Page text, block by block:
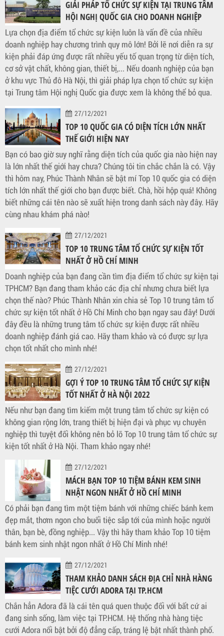
GIẢI PHÁP TỔ CHỨC SỰ KIỆN TẠI TRUNG TÂM
HỘI NGHỊ QUỐC GIA CHO DOANH NGHIỆP
Lựa chọn địa điểm tổ chức sự kiện luôn là vấn đề của nhiều
doanh nghiệp hay chương trình quy mô lớn! Bởi lẽ nơi diễn ra sự
kiện phải đáp ứng được rất nhiều yếu tố quan trọng từ diện tích,
cơ sở vật chất, không gian, thiết bị,... Nếu doanh nghiệp của bạn
ở khu vực Thủ đô Hà Nội, thì giải pháp lựa chọn tổ chức sự kiện
tại Trung tâm Hội nghị Quốc gia được xem là không thể bỏ qua.
27/12/2021
TOP 10 QUỐC GIA CÓ DIỆN TÍCH LỚN NHẤT
THẾ GIỚI HIỆN NAY
Bạn có bao giờ suy nghĩ rằng diện tích của quốc gia nào hiện nay
là lớn nhất thế giới hay chưa? Chúng tôi tin chắc chắn là có. Vậy
thì hôm nay, Phúc Thành Nhân sẽ bật mí Top 10 quốc gia có diện
tích lớn nhất thế giới cho bạn được biết. Chà, hồi hộp quá! Không
biết những cái tên nào sẽ xuất hiện trong danh sách này đây. Hãy
cùng nhau khám phá nào!
27/12/2021
TOP 10 TRUNG TÂM TỔ CHỨC SỰ KIỆN TỐT
NHẤT Ở HỒ CHÍ MINH
Doanh nghiệp của bạn đang cần tìm địa điểm tổ chức sự kiện tại
TPHCM? Bạn đang tham khảo các địa chỉ nhưng chưa biết lựa
chọn thế nào? Phúc Thành Nhân xin chia sẻ Top 10 trung tâm tổ
chức sự kiện tốt nhất ở Hồ Chí Minh cho bạn ngay sau đây! Dưới
đây đều là những trung tâm tổ chức sự kiện được rất nhiều
doanh nghiệp đánh giá cao. Hãy tham khảo và có được sự lựa
chọn tốt nhất cho mình nhé!
27/12/2021
GỢI Ý TOP 10 TRUNG TÂM TỔ CHỨC SỰ KIỆN
TỐT NHẤT Ở HÀ NỘI 2022
Nếu như bạn đang tìm kiếm một trung tâm tổ chức sự kiện có
không gian rộng lớn, trang thiết bị hiện đại và phục vụ chuyên
nghiệp thì tuyệt đối không nên bỏ lỡ Top 10 trung tâm tổ chức sự
kiện tốt nhất ở Hà Nội. Tham khảo ngay nhé!
27/12/2021
MÁCH BẠN TOP 10 TIỆM BÁNH KEM SINH
NHẬT NGON NHẤT Ở HỒ CHÍ MINH
Có phải bạn đang tìm một tiệm bánh với những chiếc bánh kem
đẹp mắt, thơm ngon cho buổi tiệc sắp tới của mình hoặc người
thân, bạn bè, đồng nghiệp... Vậy thì hãy tham khảo Top 10 tiệm
bánh kem sinh nhật ngon nhất ở Hồ Chí Minh nhé!
27/12/2021
THAM KHẢO DANH SÁCH ĐỊA CHỈ NHÀ HÀNG
TIỆC CƯỚI ADORA TẠI TP.HCM
Chắn hẳn Adora đã là cái tên quá quen thuộc đối với bất cứ ai
đang sinh sống, làm việc tại TP.HCM. Hệ thống nhà hàng tiệc
cưới Adora nổi bật bởi độ đẳng cấp, tráng lệ bật nhất thành phố.